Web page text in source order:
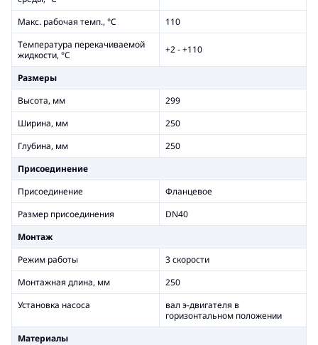
Макс. рабочая темп., °С
110
Температура перекачиваемой
жидкости, °С
+2 - +110
Размеры
Высота, мм
299
Ширина, мм
250
Глубина, мм
250
Присоединение
Присоединение
Фланцевое
Размер присоединения
DN40
Монтаж
Режим работы
3 скорости
Монтажная длина, мм
250
Установка насоса
вал э-двигателя в
горизонтальном положении
Материалы